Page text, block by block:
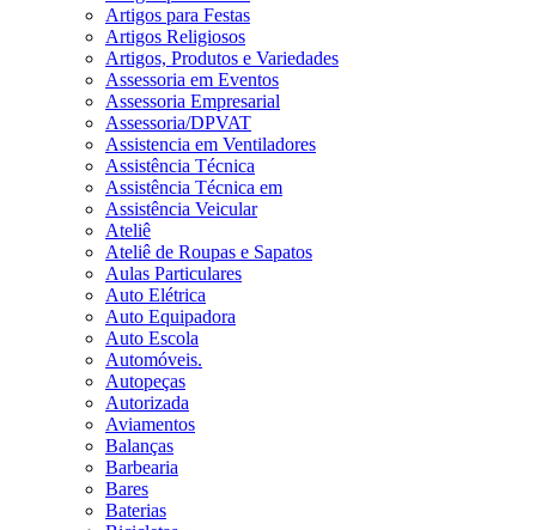
Artigos para Festas
Artigos Religiosos
Artigos, Produtos e Variedades
Assessoria em Eventos
Assessoria Empresarial
Assessoria/DPVAT
Assistencia em Ventiladores
Assistência Técnica
Assistência Técnica em
Assistência Veicular
Ateliê
Ateliê de Roupas e Sapatos
Aulas Particulares
Auto Elétrica
Auto Equipadora
Auto Escola
Automóveis.
Autopeças
Autorizada
Aviamentos
Balanças
Barbearia
Bares
Baterias